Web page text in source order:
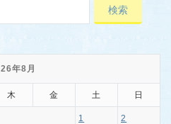
年8月
木 金 土 日
1 2